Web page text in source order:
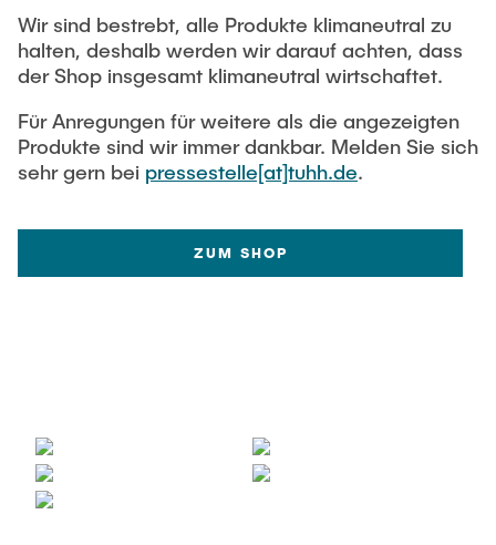
Wir sind bestrebt, alle Produkte klimaneutral zu
halten, deshalb werden wir darauf achten, dass
der Shop insgesamt klimaneutral wirtschaftet.
Für Anregungen für weitere als die angezeigten
Produkte sind wir immer dankbar. Melden Sie sich
sehr gern bei pressestelle[at]tuhh.de.
ZUM SHOP